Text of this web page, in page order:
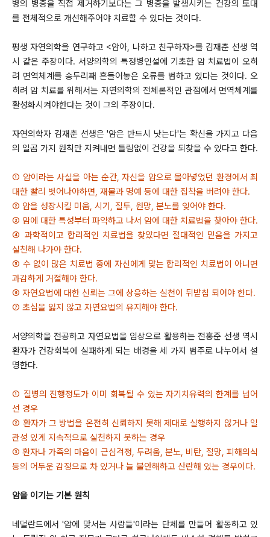
병의 병증을 직접 제거하기보다는 그 병증을 발생시키는 건강의 토대
를 전체적으로 개선해주어야 치료할 수 있다는 것이다.
평생 자연의학을 연구하고 <암아, 나하고 친구하자>를 김재춘 선생 역
시 같은 주장이다. 서양의학의 특정병인설에 기초한 암 치료법이 오히
려 면역체계를 송두리째 흔들어놓은 오류를 범하고 있다는 것이다. 오
히려 암 치료를 위해서는 자연의학의 전체론적인 관점에서 면역체계를
활성화시켜야한다는 것이 그의 주장이다.
자연의학자 김재춘 선생은 '암은 반드시 낫는다'는 확신을 가지고 다음
의 일곱 가지 원칙만 지켜내면 틀림없이 건강을 되찾을 수 있다고 한다.
① 암이라는 사실을 아는 순간, 자신을 암으로 몰아넣었던 환경에서 최
대한 빨리 벗어나야하면, 재물과 명예 등에 대한 집착을 버려야 한다.
② 암을 성장시킬 미움, 시기, 질투, 원망, 분노를 잊어야 한다.
③ 암에 대한 특성부터 파악하고 나서 암에 대한 치료법을 찾아야 한다.
④ 과학적이고 합리적인 치료법을 찾았다면 절대적인 믿음을 가지고
실천해 나가야 한다.
⑤ 수 없이 많은 치료법 중에 자신에게 맞는 합리적인 치료법이 아니면
과감하게 거절해야 한다.
⑥ 자연요법에 대한 신뢰는 그에 상응하는 실천이 뒤받침 되어야 한다.
⑦ 초심을 잃지 않고 자연요법의 유지해야 한다.
서양의학을 전공하고 자연요법을 임상으로 활용하는 전홍준 선생 역시
환자가 건강회복에 실패하게 되는 배경을 세 가지 범주로 나누어서 설
명한다.
① 질병의 진행정도가 이미 회복될 수 있는 자기치유력의 한계를 넘어
선 경우
② 환자가 그 방법을 온전히 신뢰하지 못해 제대로 실행하지 않거나 일
관성 있게 지속적으로 실천하지 못하는 경우
③ 환자나 가족의 마음이 근심걱정, 두려움, 분노, 비탄, 절망, 피해의식
등의 어두운 감정으로 차 있거나 늘 불안해하고 산란해 있는 경우이다.
암을 이기는 기본 원칙
네덜란드에서 '암에 맞서는 사람들'이라는 단체를 만들어 활동하고 있